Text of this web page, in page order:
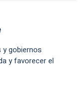
gobiernos
y favorecer el